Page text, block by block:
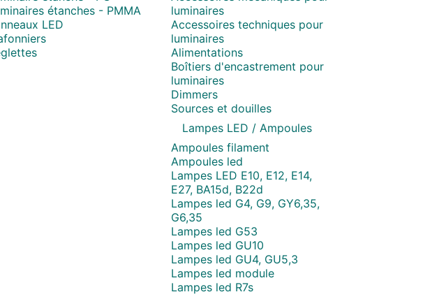
étanches - PMMA
LED
luminaires
Accessoires techniques pour
luminaires
Alimentations
Boîtiers d'encastrement pour
luminaires
Dimmers
Sources et douilles
Lampes LED / Ampoules
Ampoules filament
Ampoules led
Lampes LED E10, E12, E14,
E27, BA15d, B22d
Lampes led G4, G9, GY6,35,
G6,35
Lampes led G53
Lampes led GU10
Lampes led GU4, GU5,3
Lampes led module
Lampes led R7s